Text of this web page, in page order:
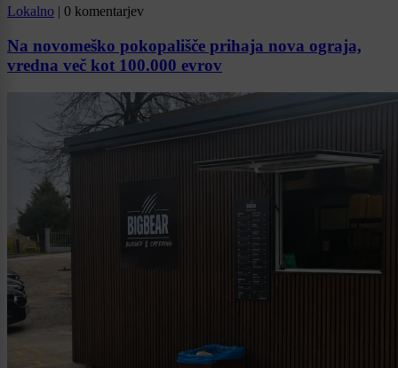
Lokalno 0 komentarjev
Na novomeško pokopališče prihaja nova ograja,
vredna več kot 100.000 evrov